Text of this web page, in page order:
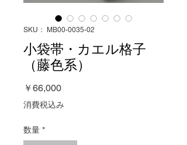
SKU： MB00-0035-02
小袋帯・カエル格子
（藤色系）
￥66,000価
消費税込み
数量 *